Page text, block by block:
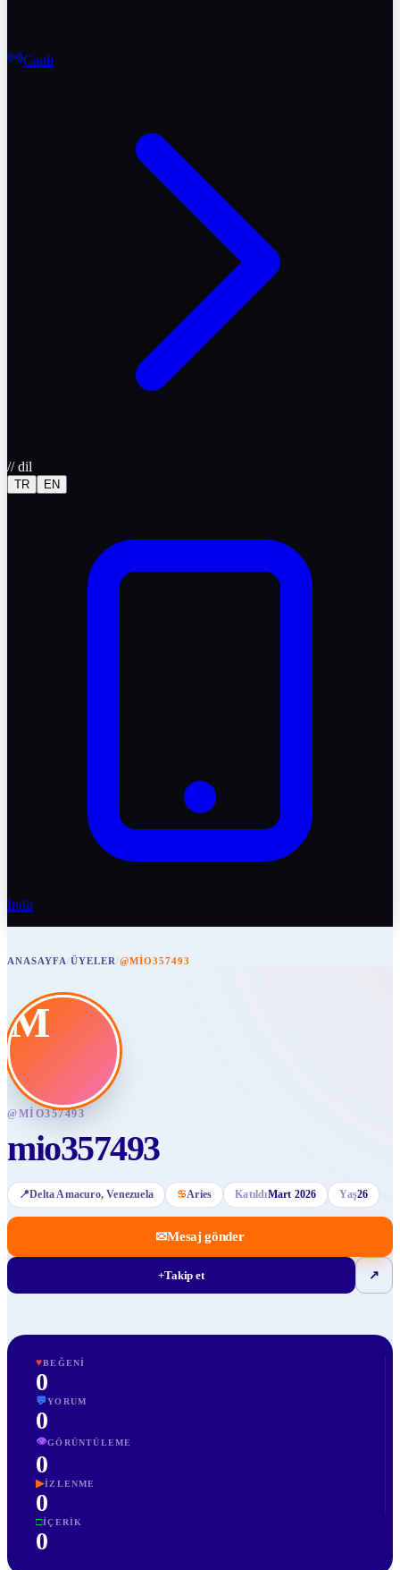
Canlı
//dil
TR EN
İndir
ANASAYFA/ÜYELER/@MIO357493
M
@MIO357493
mio357493
📍Delta Amacuro, Venezuela ♋Aries KatıldıMart 2026 Yaş26
✉Mesaj gönder
+Takip et ↗
♥BEĞENI
0
💬YORUM
0
👁GÖRÜNTÜLEME
0
▶İZLENME
0
□İÇERIK
0